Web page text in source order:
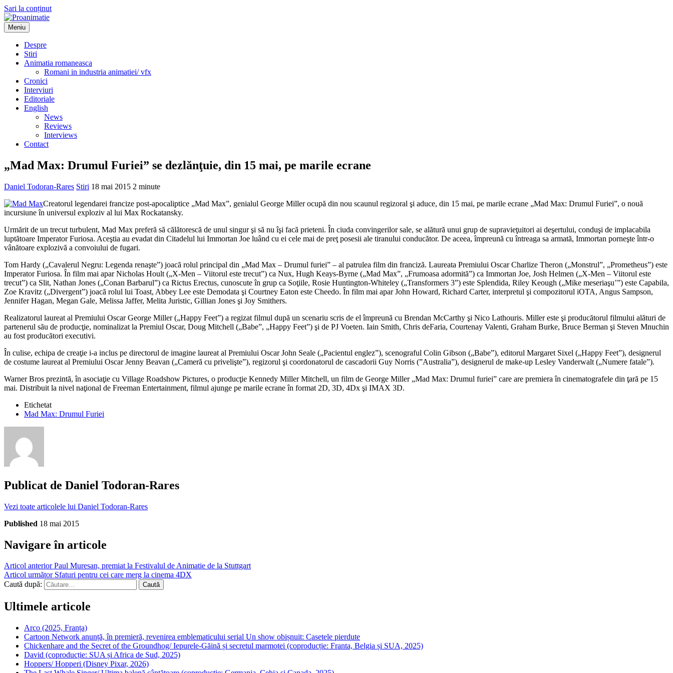
Sari la conținut
Proanimatie
Stiri despre filme de animatie
Meniu
Despre
Stiri
Animatia romaneasca
Romani in industria animatiei/ vfx
Cronici
Interviuri
Editoriale
English
News
Reviews
Interviews
Contact
„Mad Max: Drumul Furiei” se dezlănţuie, din 15 mai, pe marile ecrane
Daniel Todoran-Rares Stiri 18 mai 2015 2 minute
Creatorul legendarei francize post-apocaliptice „Mad Max”, genialul George Miller ocupă din nou scaunul regizoral şi aduce, din 15 mai, pe marile ecrane „Mad Max: Drumul Furiei”, o nouă
incursiune în universul exploziv al lui Max Rockatansky.
Urmărit de un trecut turbulent, Mad Max preferă să călătorescă de unul singur şi să nu îşi facă prieteni. În ciuda convingerilor sale, se alătură unui grup de supravieţuitori ai deşertului, conduşi de implacabila
luptătoare Imperator Furiosa. Aceştia au evadat din Citadelul lui Immortan Joe luând cu ei cele mai de preţ posesii ale tiranului conducător. De aceea, împreună cu întreaga sa armată, Immortan porneşte într-o
vânătoare explozivă a convoiului de fugari.
Tom Hardy („Cavalerul Negru: Legenda renaşte”) joacă rolul principal din „Mad Max – Drumul furiei” – al patrulea film din franciză. Laureata Premiului Oscar Charlize Theron („Monstrul”, „Prometheus”) este
Imperator Furiosa. În film mai apar Nicholas Hoult („X-Men – Viitorul este trecut”) ca Nux, Hugh Keays-Byrne („Mad Max”, „Frumoasa adormită”) ca Immortan Joe, Josh Helmen („X-Men – Viitorul este
trecut”) ca Slit, Nathan Jones („Conan Barbarul”) ca Rictus Erectus, cunoscute în grup ca Soţiile, Rosie Huntington-Whiteley („Transformers 3”) este Splendida, Riley Keough („Mike meseriaşu’”) este Capabila,
Zoe Kravitz („Divergent”) joacă rolul lui Toast, Abbey Lee este Demodata şi Courtney Eaton este Cheedo. În film mai apar John Howard, Richard Carter, interpretul şi compozitorul iOTA, Angus Sampson,
Jennifer Hagan, Megan Gale, Melissa Jaffer, Melita Juristic, Gillian Jones şi Joy Smithers.
Realizatorul laureat al Premiului Oscar George Miller („Happy Feet”) a regizat filmul după un scenariu scris de el împreună cu Brendan McCarthy şi Nico Lathouris. Miller este şi producătorul filmului alături de
partenerul său de producţie, nominalizat la Premiul Oscar, Doug Mitchell („Babe”, „Happy Feet”) şi de PJ Voeten. Iain Smith, Chris deFaria, Courtenay Valenti, Graham Burke, Bruce Berman şi Steven Mnuchin
au fost producători executivi.
În culise, echipa de creaţie i-a inclus pe directorul de imagine laureat al Premiului Oscar John Seale („Pacientul englez”), scenograful Colin Gibson („Babe”), editorul Margaret Sixel („Happy Feet”), designerul
de costume laureat al Premiului Oscar Jenny Beavan („Cameră cu privelişte”), regizorul şi coordonatorul de cascadorii Guy Norris (”Australia”), designerul de make-up Lesley Vanderwalt („Numere fatale”).
Warner Bros prezintă, în asociaţie cu Village Roadshow Pictures, o producţie Kennedy Miller Mitchell, un film de George Miller „Mad Max: Drumul furiei” care are premiera în cinematografele din ţară pe 15
mai. Distribuit la nivel naţional de Freeman Entertainment, filmul ajunge pe marile ecrane în format 2D, 3D, 4Dx şi IMAX 3D.
Etichetat
Mad Max: Drumul Furiei
Publicat de Daniel Todoran-Rares
Vezi toate articolele lui Daniel Todoran-Rares
Published 18 mai 2015
Navigare în articole
Articol anteriorPaul Muresan, premiat la Festivalul de Animatie de la Stuttgart
Articol următorSfaturi pentru cei care merg la cinema 4DX
Caută după:
Ultimele articole
Arco (2025, Franța)
Cartoon Network anunță, în premieră, revenirea emblematicului serial Un show obișnuit: Casetele pierdute
Chickenhare and the Secret of the Groundhog/ Iepurele-Găină și secretul marmotei (coproducție: Franta, Belgia și SUA, 2025)
David (coproducție: SUA și Africa de Sud, 2025)
Hoppers/ Hopperi (Disney Pixar, 2026)